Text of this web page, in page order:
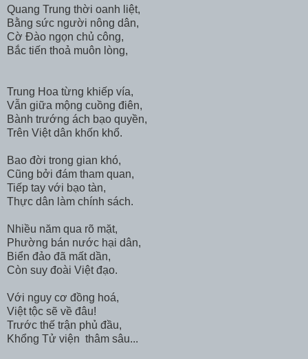
Quang Trung thời oanh liệt,
Bằng sức người nông dân,
Cờ Đào ngọn chủ công,
Bắc tiến thoả muôn lòng,
Trung Hoa từng khiếp vía,
Vẫn giữa mộng cuồng điên,
Bành trướng ách bạo quyền,
Trên Việt dân khốn khổ.
Bao đời trong gian khó,
Cũng bởi đám tham quan,
Tiếp tay với bạo tàn,
Thực dân làm chính sách.
Nhiều năm qua rõ mặt,
Phường bán nước hại dân,
Biển đảo đã mất dần,
Còn suy đoài Việt đạo.
Với nguy cơ đồng hoá,
Việt tộc sẽ về đâu!
Trước thế trận phủ đầu,
Khổng Tử viện thâm sâu...